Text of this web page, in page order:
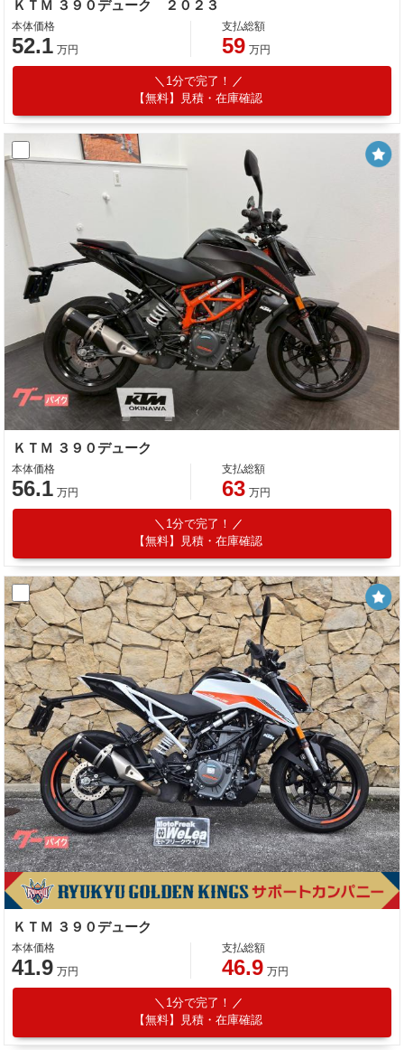
ＫＴＭ ３９０デューク ２０２３
本体価格
52.1 万円
支払総額
59 万円
1分で完了！
【無料】見積・在庫確認
ＫＴＭ ３９０デューク
本体価格
56.1 万円
支払総額
63 万円
1分で完了！
【無料】見積・在庫確認
ＫＴＭ ３９０デューク
本体価格
41.9 万円
支払総額
46.9 万円
1分で完了！
【無料】見積・在庫確認